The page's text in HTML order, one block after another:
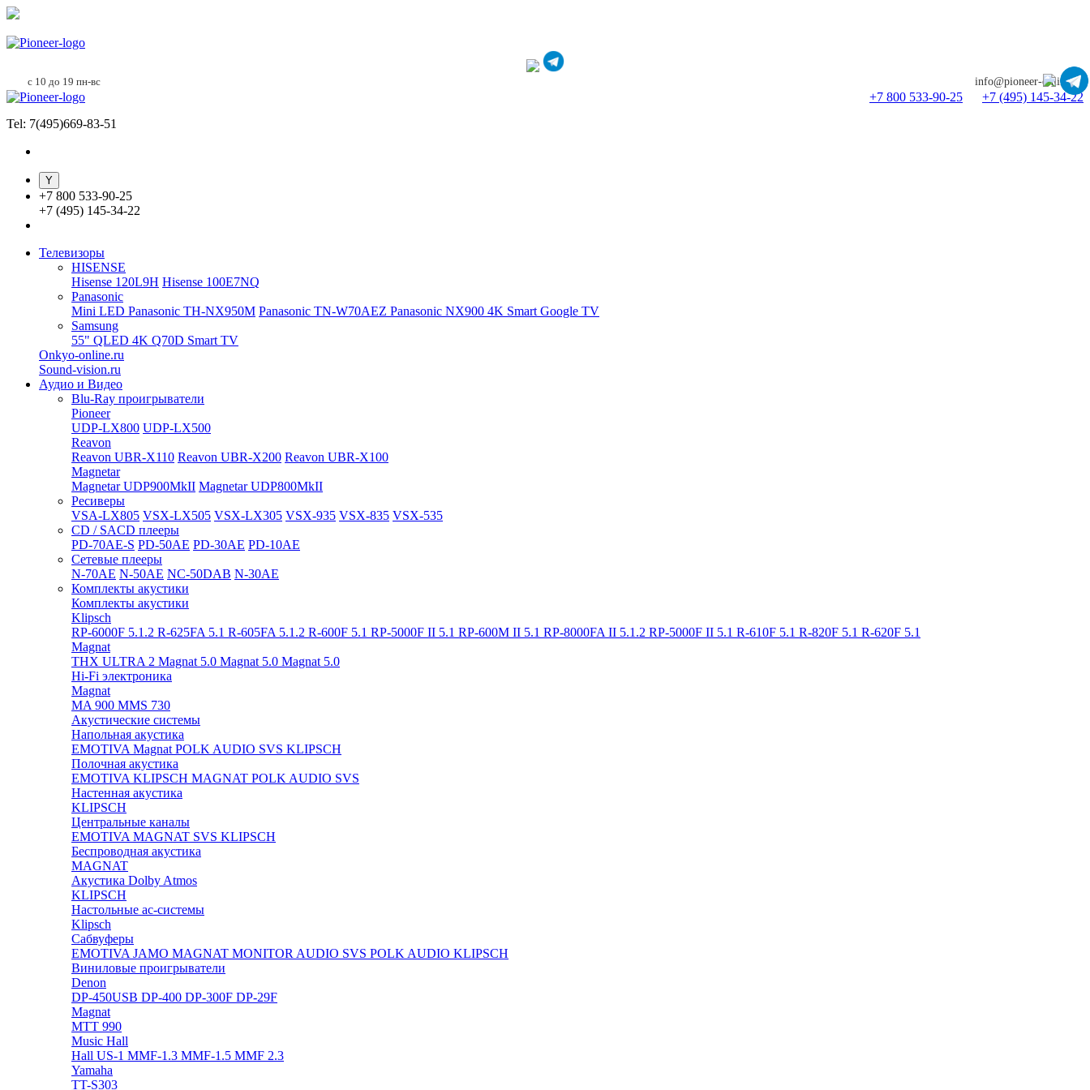
с 10 до 19 пн-вс info@pioneer-online.ru
+7 800 533-90-25
+7 (495) 145-34-22
Tel: 7(495)669-83-51
+7 800 533-90-25
+7 (495) 145-34-22
Телевизоры
HISENSE
Hisense 120L9H Hisense 100E7NQ
Panasonic
Mini LED Panasonic TH-NX950M Panasonic TN-W70AEZ Panasonic NX900 4K Smart Google TV
Samsung
55" QLED 4K Q70D Smart TV
Onkyo-online.ru
Sound-vision.ru
Аудио и Видео
Blu-Ray проигрыватели
Pioneer
UDP-LX800 UDP-LX500
Reavon
Reavon UBR-X110 Reavon UBR-X200 Reavon UBR-X100
Magnetar
Magnetar UDP900MkII Magnetar UDP800MkII
Ресиверы
VSA-LX805 VSX-LX505 VSX-LX305 VSX-935 VSX-835 VSX-535
CD / SACD плееры
PD-70AE-S PD-50AE PD-30AE PD-10AE
Сетевые плееры
N-70AE N-50AE NC-50DAB N-30AE
Комплекты акустики
Комплекты акустики
Klipsch
RP-6000F 5.1.2 R-625FA 5.1 R-605FA 5.1.2 R-600F 5.1 RP-5000F II 5.1 RP-600M II 5.1 RP-8000FA II 5.1.2 RP-5000F II 5.1 R-610F 5.1 R-820F 5.1 R-620F 5.1
Magnat
THX ULTRA 2 Magnat 5.0 Magnat 5.0 Magnat 5.0
Hi-Fi электроника
Magnat
MA 900 MMS 730
Акустические системы
Напольная акустика
EMOTIVA Magnat POLK AUDIO SVS KLIPSCH
Полочная акустика
EMOTIVA KLIPSCH MAGNAT POLK AUDIO SVS
Настенная акустика
KLIPSCH
Центральные каналы
EMOTIVA MAGNAT SVS KLIPSCH
Беспроводная акустика
MAGNAT
Акустика Dolby Atmos
KLIPSCH
Настольные ас-системы
Klipsch
Сабвуферы
EMOTIVA JAMO MAGNAT MONITOR AUDIO SVS POLK AUDIO KLIPSCH
Виниловые проигрыватели
Denon
DP-450USB DP-400 DP-300F DP-29F
Magnat
MTT 990
Music Hall
Hall US-1 MMF-1.3 MMF-1.5 MMF 2.3
Yamaha
TT-S303